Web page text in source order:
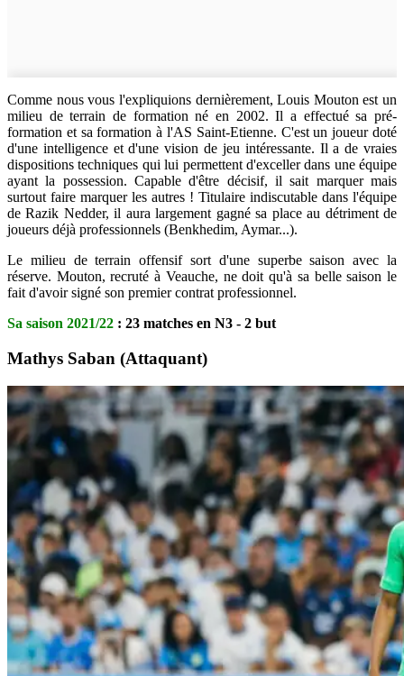
Comme nous vous l'expliquions dernièrement, Louis Mouton est un
milieu de terrain de formation né en 2002. Il a effectué sa pré-
formation et sa formation à l'AS Saint-Etienne. C'est un joueur doté
d'une intelligence et d'une vision de jeu intéressante. Il a de vraies
dispositions techniques qui lui permettent d'exceller dans une équipe
ayant la possession. Capable d'être décisif, il sait marquer mais
surtout faire marquer les autres ! Titulaire indiscutable dans l'équipe
de Razik Nedder, il aura largement gagné sa place au détriment de
joueurs déjà professionnels (Benkhedim, Aymar...).
Le milieu de terrain offensif sort d'une superbe saison avec la
réserve. Mouton, recruté à Veauche, ne doit qu'à sa belle saison le
fait d'avoir signé son premier contrat professionnel.
Sa saison 2021/22 : 23 matches en N3 - 2 but
Mathys Saban (Attaquant)